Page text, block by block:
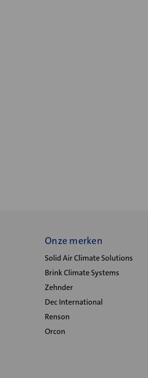
Onze merken
Solid Air Climate Solutions
Brink Climate Systems
Zehnder
Dec International
Renson
Orcon